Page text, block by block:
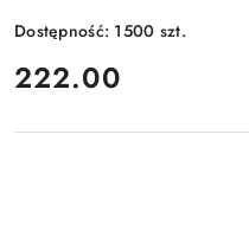
Dostępność: 1500 szt.
cena:
222.00